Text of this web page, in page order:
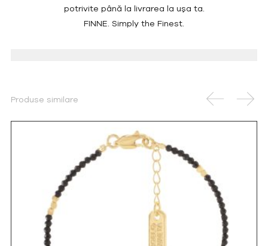
potrivite până la livrarea la ușa ta.
FINNE. Simply the Finest.
Produse similare